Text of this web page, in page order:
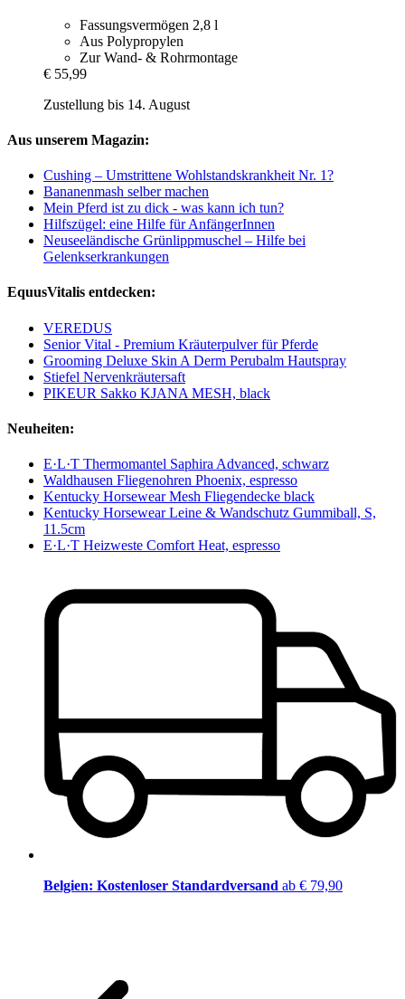
Fassungsvermögen 2,8 l
Aus Polypropylen
Zur Wand- & Rohrmontage
€ 55,99
Zustellung bis 14. August
Aus unserem Magazin:
Cushing – Umstrittene Wohlstandskrankheit Nr. 1?
Bananenmash selber machen
Mein Pferd ist zu dick - was kann ich tun?
Hilfszügel: eine Hilfe für AnfängerInnen
Neuseeländische Grünlippmuschel – Hilfe bei
Gelenkserkrankungen
EquusVitalis entdecken:
VEREDUS
Senior Vital - Premium Kräuterpulver für Pferde
Grooming Deluxe Skin A Derm Perubalm Hautspray
Stiefel Nervenkräutersaft
PIKEUR Sakko KJANA MESH, black
Neuheiten:
E·L·T Thermomantel Saphira Advanced, schwarz
Waldhausen Fliegenohren Phoenix, espresso
Kentucky Horsewear Mesh Fliegendecke black
Kentucky Horsewear Leine & Wandschutz Gummiball, S,
11.5cm
E·L·T Heizweste Comfort Heat, espresso
Belgien: Kostenloser Standardversand ab € 79,90